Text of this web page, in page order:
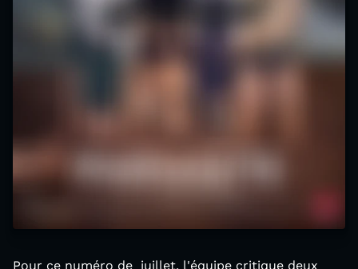
Pour ce numéro de juillet, l'équipe critique deux